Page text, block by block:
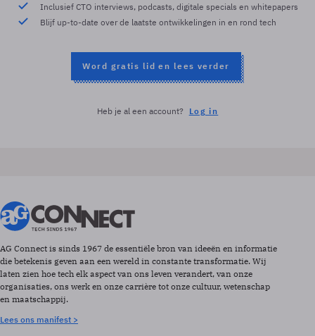
Inclusief CTO interviews, podcasts, digitale specials en whitepapers
Blijf up-to-date over de laatste ontwikkelingen in en rond tech
Word gratis lid en lees verder
Heb je al een account? Log in
AG Connect is sinds 1967 de essentiële bron van ideeën en informatie
die betekenis geven aan een wereld in constante transformatie. Wij
laten zien hoe tech elk aspect van ons leven verandert, van onze
organisaties, ons werk en onze carrière tot onze cultuur, wetenschap
en maatschappij.
Lees ons manifest >